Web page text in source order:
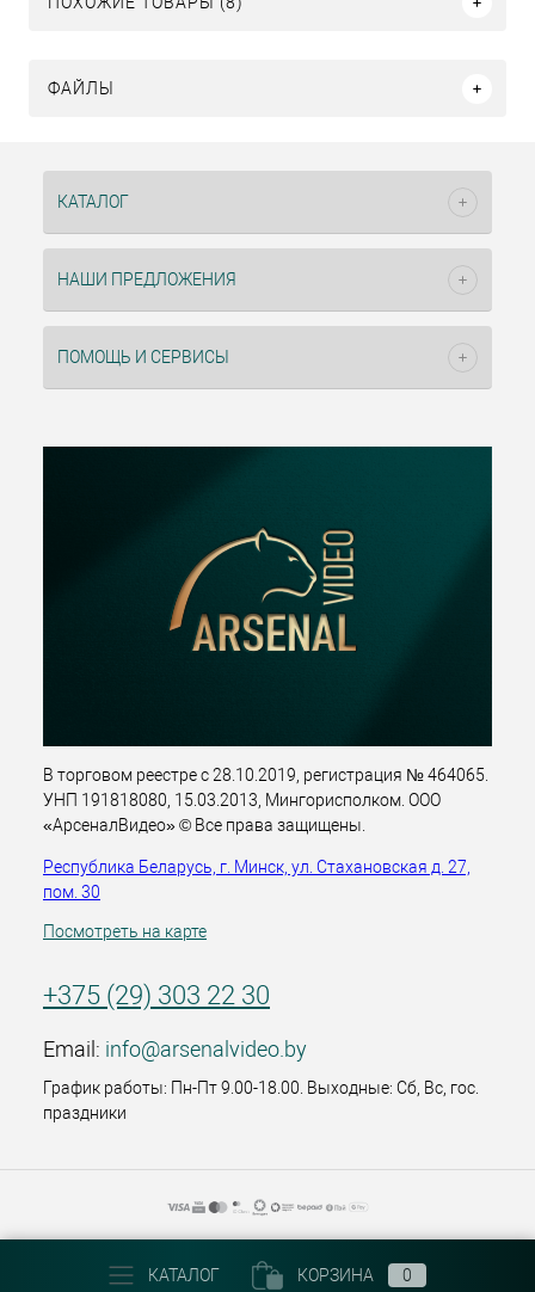
ФАЙЛЫ
КАТАЛОГ
НАШИ ПРЕДЛОЖЕНИЯ
ПОМОЩЬ И СЕРВИСЫ
В торговом реестре с 28.10.2019, регистрация № 464065.
УНП 191818080, 15.03.2013, Мингорисполком. ООО
«АрсеналВидео» © Все права защищены.
Республика Беларусь, г. Минск, ул. Стахановская д. 27,
пом. 30
Посмотреть на карте
+375 (29) 303 22 30
Email: info@arsenalvideo.by
График работы: Пн-Пт 9.00-18.00. Выходные: Сб, Вс, гос.
праздники
КАТАЛОГ КОРЗИНА 0